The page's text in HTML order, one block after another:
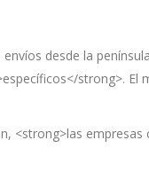
desde la
strong>. El
<strong>las